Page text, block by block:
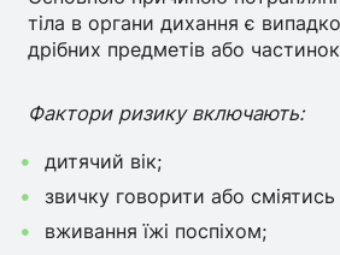
тіла в органи дихання є
дрібних предметів або частинок
Фактори ризику включають:
дитячий вік;
звичку говорити або сміятись
вживання їжі поспіхом;